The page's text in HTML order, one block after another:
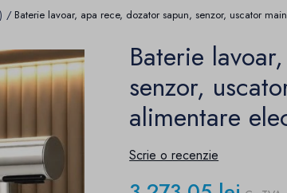
Baterie lavoar, apa rece, dozator sapun, senzor, uscator
Baterie
senzor,
alimentare
Scrie o recenzie